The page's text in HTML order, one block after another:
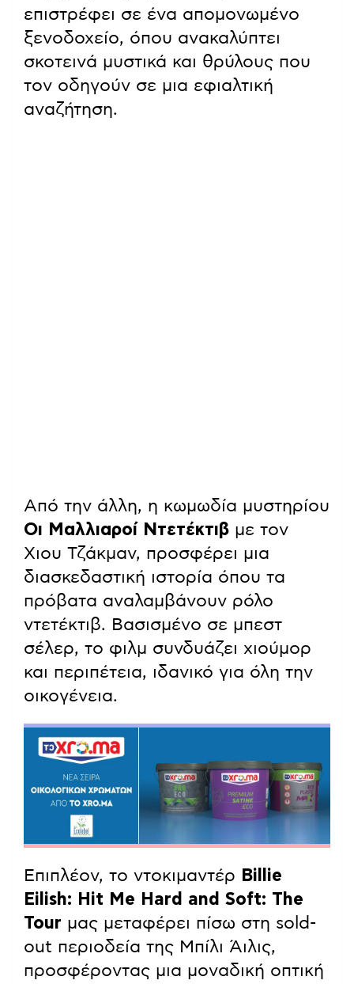
επιστρέφει σε ένα απομονωμένο
ξενοδοχείο, όπου ανακαλύπτει
σκοτεινά μυστικά και θρύλους που
τον οδηγούν σε μια εφιαλτική
αναζήτηση.
Από την άλλη, η κωμωδία μυστηρίου
Οι Μαλλιαροί Ντετέκτιβ με τον
Χιου Τζάκμαν, προσφέρει μια
διασκεδαστική ιστορία όπου τα
πρόβατα αναλαμβάνουν ρόλο
ντετέκτιβ. Βασισμένο σε μπεστ
σέλερ, το φιλμ συνδυάζει χιούμορ
και περιπέτεια, ιδανικό για όλη την
οικογένεια.
Επιπλέον, το ντοκιμαντέρ Billie
Eilish: Hit Me Hard and Soft: The
Tour μας μεταφέρει πίσω στη sold-
out περιοδεία της Μπίλι Άιλις,
προσφέροντας μια μοναδική οπτική